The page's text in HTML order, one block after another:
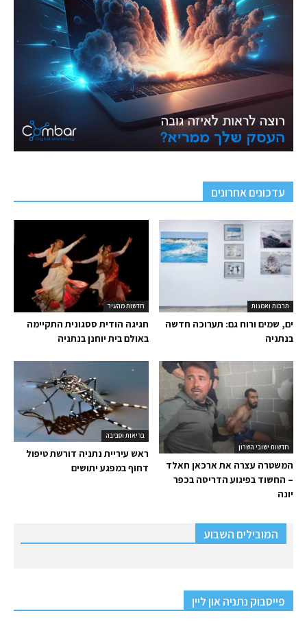
עדכונים אחרונים
חדשות מהעיר
חגיגה הודית ססגונית התקיימה
באולם בית יוחנן בנתניה
תרבות ואמנות
ים, שמים ורוח גם: תערוכה חדשה
בנתניה
בריאות וסביבה
ראש עיריית נתניה דורשת טיפול
דחוף במפגע יתושים
חדשות ישובי השרון
המשטרה עצרה את ארכאן חאלד
– החשוד בפיגוע הדריסה בכפר
יונה
המובילים השבוע
פייסבוק נתניה און ליין